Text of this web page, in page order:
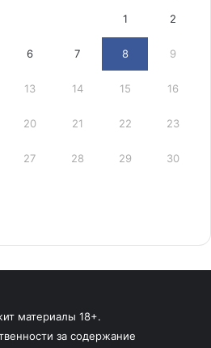
1 2
6 7 8 9
13 14 15 16
20 21 22 23
27 28 29 30
материалы 18+.
за содержание